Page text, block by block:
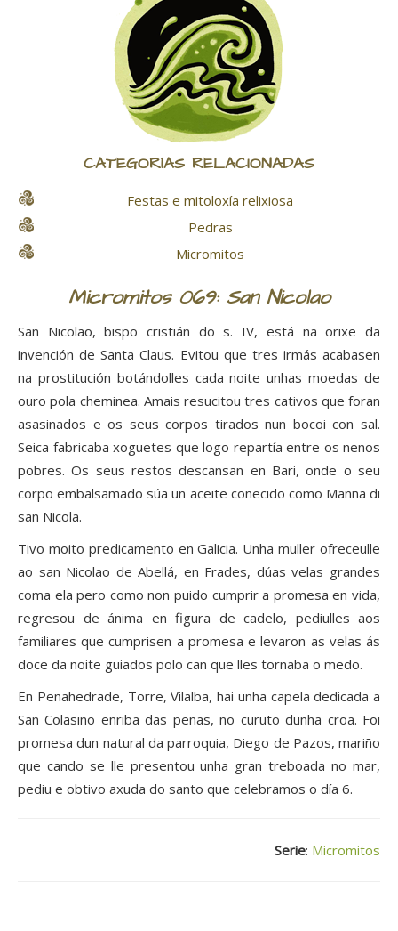
CATEGORÍAS RELACIONADAS
Festas e mitoloxía relixiosa
Pedras
Micromitos
Micromitos 069: San Nicolao
San Nicolao, bispo cristián do s. IV, está na orixe da
invención de Santa Claus. Evitou que tres irmás acabasen
na prostitución botándolles cada noite unhas moedas de
ouro pola cheminea. Amais resucitou tres cativos que foran
asasinados e os seus corpos tirados nun bocoi con sal.
Seica fabricaba xoguetes que logo repartía entre os nenos
pobres. Os seus restos descansan en Bari, onde o seu
corpo embalsamado súa un aceite coñecido como Manna di
san Nicola.
Tivo moito predicamento en Galicia. Unha muller ofreceulle
ao san Nicolao de Abellá, en Frades, dúas velas grandes
coma ela pero como non puido cumprir a promesa en vida,
regresou de ánima en figura de cadelo, pediulles aos
familiares que cumprisen a promesa e levaron as velas ás
doce da noite guiados polo can que lles tornaba o medo.
En Penahedrade, Torre, Vilalba, hai unha capela dedicada a
San Colasiño enriba das penas, no curuto dunha croa. Foi
promesa dun natural da parroquia, Diego de Pazos, mariño
que cando se lle presentou unha gran treboada no mar,
pediu e obtivo axuda do santo que celebramos o día 6.
Serie: Micromitos